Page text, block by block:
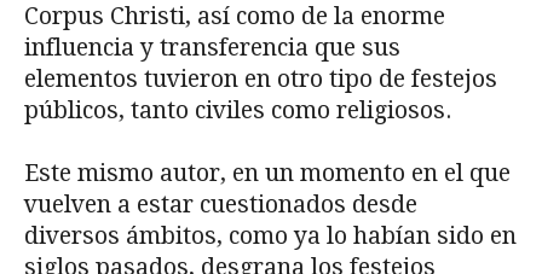
Corpus Christi, así como de la enorme
influencia y transferencia que sus
elementos tuvieron en otro tipo de festejos
públicos, tanto civiles como religiosos.
Este mismo autor, en un momento en el que
vuelven a estar cuestionados desde
diversos ámbitos, como ya lo habían sido en
siglos pasados, desgrana los festejos